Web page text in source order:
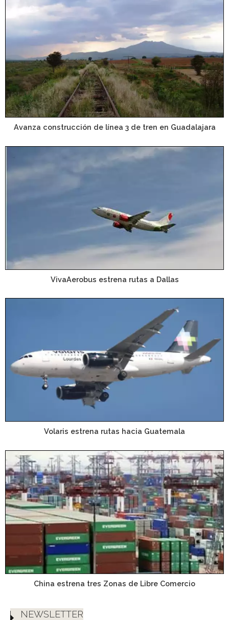
Avanza construcción de línea 3 de tren en Guadalajara
VivaAerobus estrena rutas a Dallas
Volaris estrena rutas hacia Guatemala
China estrena tres Zonas de Libre Comercio
NEWSLETTER